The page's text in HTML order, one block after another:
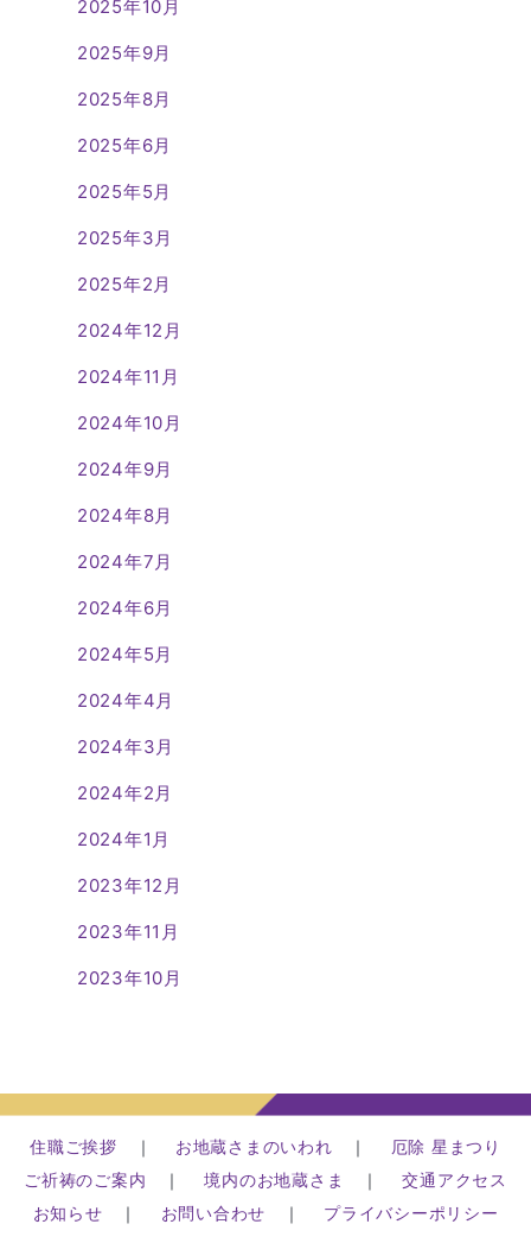
2025年10月
2025年9月
2025年8月
2025年6月
2025年5月
2025年3月
2025年2月
2024年12月
2024年11月
2024年10月
2024年9月
2024年8月
2024年7月
2024年6月
2024年5月
2024年4月
2024年3月
2024年2月
2024年1月
2023年12月
2023年11月
2023年10月
住職ご挨拶 ｜ お地蔵さまのいわれ ｜
厄除 星まつり
ご祈祷のご案内 ｜境内のお地蔵さま ｜交通アクセス
お知らせ ｜ お問い合わせ ｜ プライバシーポリシー